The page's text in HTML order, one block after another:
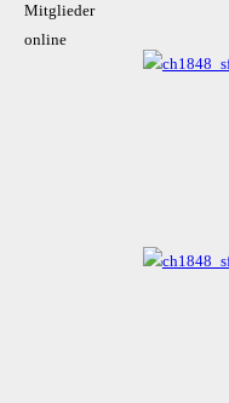
Mitglieder
online